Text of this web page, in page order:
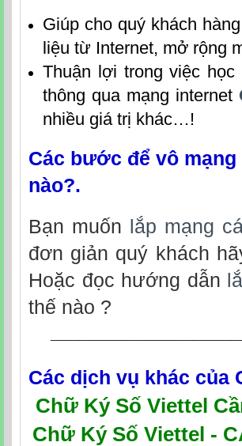
Giúp cho quý khách
liệu từ Internet, mở rộng
Thuận lợi trong việc
thông qua mạng internet
nhiều giá trị khác…!
Các bước để vô
nào?.
Bạn muốn
lắp mạng
đơn giản quý khách
Hoặc đọc hướng dẫn
thế nào ?
Các dịch vụ khác của
Chữ Ký Số Viettel
Chữ Ký Số Viettel -